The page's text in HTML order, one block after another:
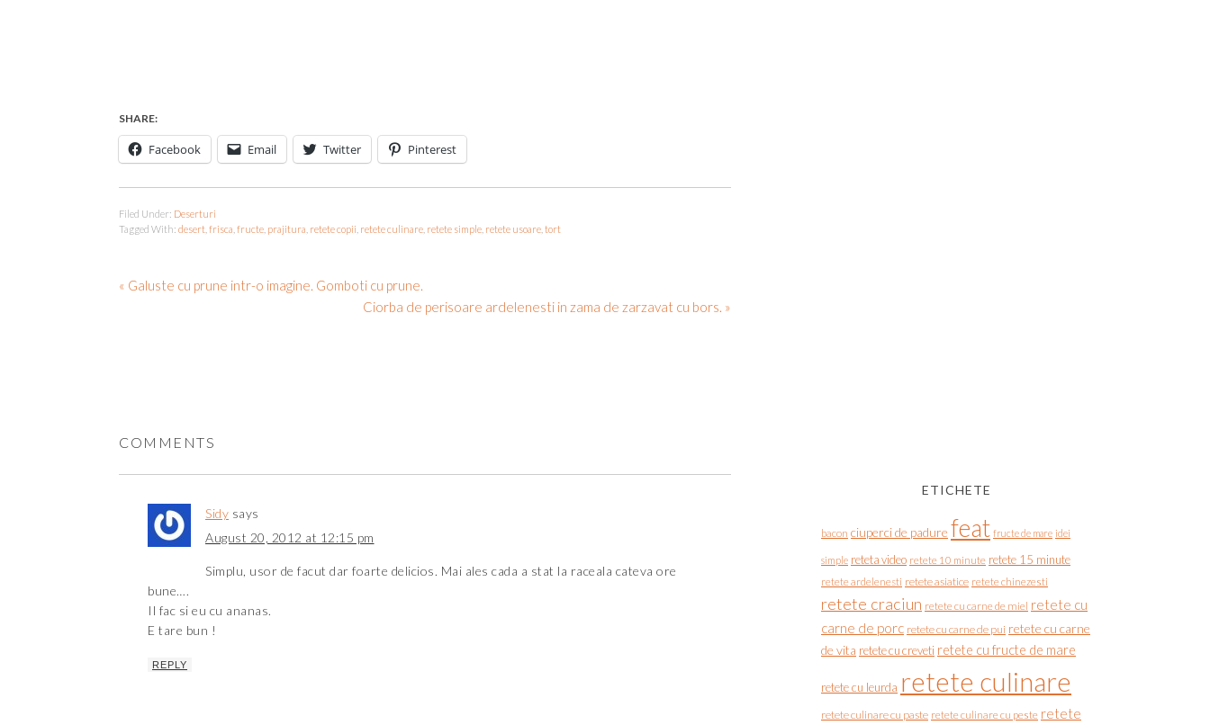
SHARE:
Facebook Email Twitter Pinterest
Filed Under: Deserturi
Tagged With: desert frisca fructe prajitura retete copii retete culinare retete simple retete usoare tort
« Galuste cu prune intr-o imagine. Gomboti cu prune.
Ciorba de perisoare ardelenesti in zama de zarzavat cu bors. »
COMMENTS
Sidy says
August 20, 2012 at 12:15 pm
Simplu, usor de facut dar foarte delicios. Mai ales cada a stat la raceala cateva ore
bune….
Il fac si eu cu ananas.
E tare bun !
REPLY
ETICHETE
bacon ciuperci de padure feat fructe de mare idei
simple reteta video retete 10 minute retete 15 minute
retete ardelenesti retete asiatice retete chinezesti
retete craciun retete cu carne de miel retete cu
carne de porc retete cu carne de pui retete cu carne
de vita retete cu creveti retete cu fructe de mare
retete cu leurda retete culinare
retete culinare cu paste retete culinare cu peste retete